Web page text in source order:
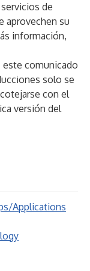
de
aprovechen su
información,
comunicado
solo se
con el
versión del
Applications